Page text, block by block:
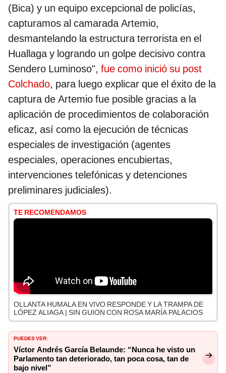
(Bica) y un equipo excepcional de policías,
capturamos al camarada Artemio,
desmantelando la estructura terrorista en el
Huallaga y logrando un golpe decisivo contra
Sendero Luminoso", fue como inició su post
Colchado, para luego explicar que el éxito de la
captura de Artemio fue posible gracias a la
aplicación de procedimientos de colaboración
eficaz, así como la ejecución de técnicas
especiales de investigación (agentes
especiales, operaciones encubiertas,
intervenciones telefónicas y detenciones
preliminares judiciales).
TE RECOMENDAMOS
OLLANTA HUMALA EN VIVO RESPONDE Y LA TRAMPA DE
LÓPEZ ALIAGA | SIN GUION CON ROSA MARÍA PALACIOS
PUEDES VER:
Víctor Andrés García Belaunde: “Nunca he visto un
Parlamento tan deteriorado, tan poca cosa, tan de
bajo nivel”